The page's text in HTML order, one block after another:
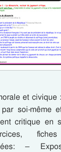
et civique
soi-même
critique en
–